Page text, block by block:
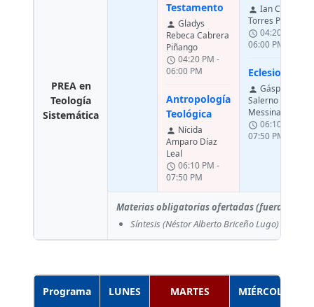
PREA en
Teología
Sistemática
Testamento
person Gladys
Rebeca Cabrera
Piñango
schedule 04:20 PM -
06:00 PM
Antropología
Teológica
person Nícida
Amparo Díaz
Leal
schedule 06:10 PM -
07:50 PM
person Ian Carlos
Torres Parra
schedule 04:20 PM -
06:00 PM
Eclesiología
person Gáspere
Salerno
Messina
schedule 06:10 PM -
07:50 PM
Materias obligatorias ofertadas (fuera del
Síntesis(Néstor Alberto Briceño Lugo)
Programa LUNES MARTES MIÉRCOLES